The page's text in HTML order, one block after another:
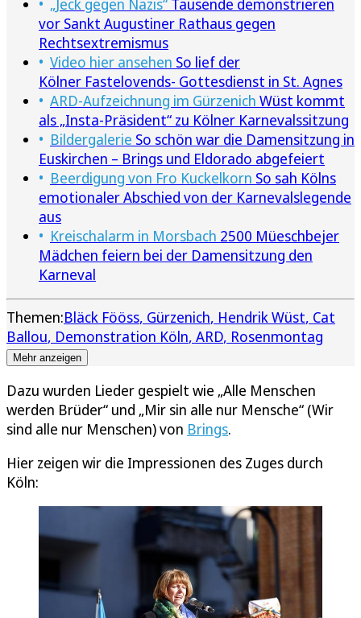
vor Sankt Augustiner Rathaus gegen
Rechtsextremismus
Video hier ansehen So lief der
Kölner Fastelovends- Gottesdienst in St. Agnes
ARD-Aufzeichnung im Gürzenich Wüst kommt
als „Insta-Präsident“ zu Kölner Karnevalssitzung
Bildergalerie So schön war die Damensitzung in
Euskirchen – Brings und Eldorado abgefeiert
Beerdigung von Fro Kuckelkorn So sah Kölns
emotionaler Abschied von der Karnevalslegende
aus
Kreischalarm in Morsbach 2500 Müeschbejer
Mädchen feiern bei der Damensitzung den
Karneval
Themen:Bläck Fööss Gürzenich Hendrik Wüst Cat
Ballou Demonstration Köln ARD Rosenmontag
Mehr anzeigen
Dazu wurden Lieder gespielt wie „Alle Menschen
werden Brüder“ und „Mir sin alle nur Mensche“ (Wir
sind alle nur Menschen) von Brings.
Hier zeigen wir die Impressionen des Zuges durch
Köln: